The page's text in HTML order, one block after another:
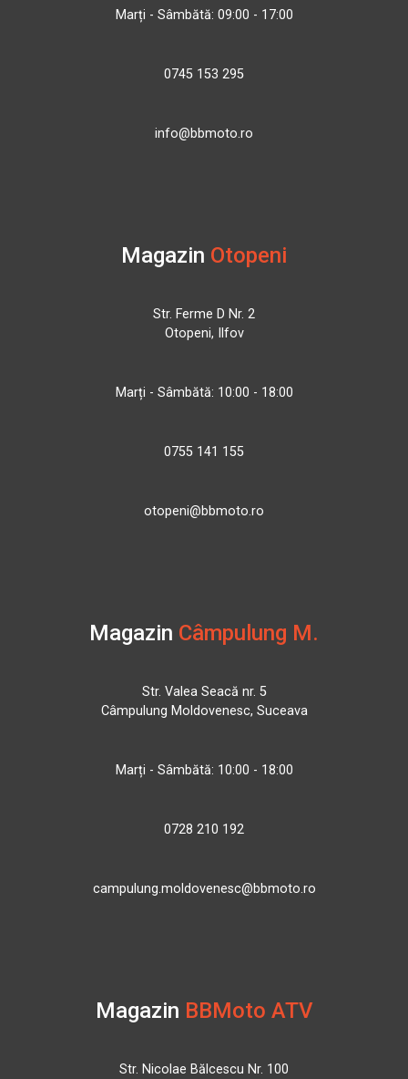
Marți - Sâmbătă: 09:00 - 17:00
0745 153 295
info@bbmoto.ro
Magazin Otopeni
Str. Ferme D Nr. 2
Otopeni, Ilfov
Marți - Sâmbătă: 10:00 - 18:00
0755 141 155
otopeni@bbmoto.ro
Magazin Câmpulung M.
Str. Valea Seacă nr. 5
Câmpulung Moldovenesc, Suceava
Marți - Sâmbătă: 10:00 - 18:00
0728 210 192
campulung.moldovenesc@bbmoto.ro
Magazin BBMoto ATV
Str. Nicolae Bălcescu Nr. 100